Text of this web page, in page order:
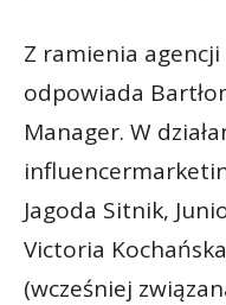
Z ramienia
odpowiada
Manager. W
Jagoda Sitnik,
Victoria
(wcześniej